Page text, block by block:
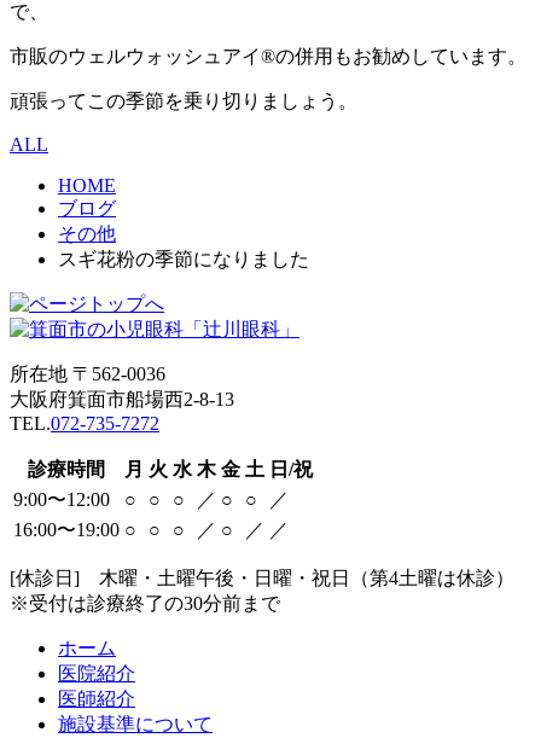
で、
市販のウェルウォッシュアイ®の併用もお勧めしています。
頑張ってこの季節を乗り切りましょう。
ALL
HOME
ブログ
その他
スギ花粉の季節になりました
所在地 〒562-0036
大阪府箕面市船場西2-8-13
TEL.072-735-7272
診療時間 月 火 水 木 金 土 日/祝
9:00〜12:00
○ ○ ○ ／ ○ ○
／
16:00〜19:00 ○ ○ ○ ／ ○ ／ ／
[休診日] 木曜・土曜午後・日曜・祝日（第4土曜は休診）
※受付は診療終了の30分前まで
ホーム
医院紹介
医師紹介
施設基準について